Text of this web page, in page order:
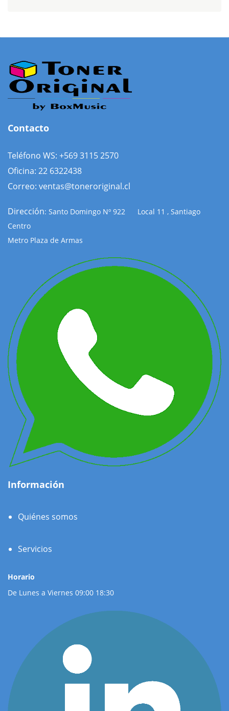
Contacto
Teléfono WS: +569 3115 2570
Oficina: 22 6322438
Correo: ventas@toneroriginal.cl
Dirección: Santo Domingo Nº 922 Local 11 , Santiago
Centro
Metro Plaza de Armas
Información
Quiénes somos
Servicios
Horario
De Lunes a Viernes 09:00 18:30